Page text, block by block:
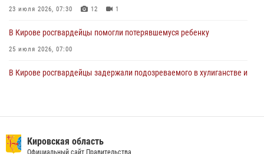
23 июля 2026, 07:30 12 1
В Кирове росгвардейцы помогли потерявшемуся ребенку
25 июля 2026, 07:00
В Кирове росгвардейцы задержали подозреваемого в хулиганстве и
вневедомственную охрану и поступления в ведомственные вузы
Кировская область
Официальный сайт Правительства